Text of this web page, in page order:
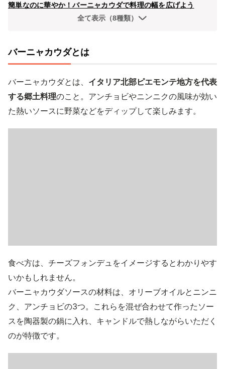
簡単なのに華やか！バーニャカウダで料理の幅を広げよう
全て表示（8種類）
バーニャカウダとは
バーニャカウダとは、 イタリア北部ピエモンテ地方を代表
する郷土料理のこと。アンチョビやニンニクの風味が効い
た熱いソースに野菜などをディップして楽しみます。
食べ方は、チーズフォンデュをイメージするとわかりやす
いかもしれません。
バーニャカウダソースの材料は、オリーブオイルとニンニ
ク、アンチョビの3つ。これらを混ぜ合わせて作ったソー
スを陶器製の鍋に入れ、キャンドルで熱しながらいただく
のが特徴です。